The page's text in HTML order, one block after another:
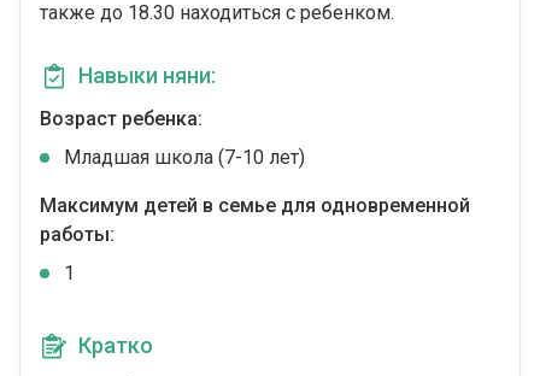
также до 18.30 находиться с ребенком.
Навыки няни:
Возраст ребенка:
Младшая школа (7-10 лет)
Максимум детей в семье для одновременной
работы:
1
Кратко